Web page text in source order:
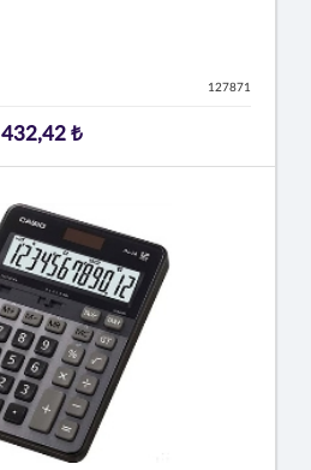
127871
432,42 ₺